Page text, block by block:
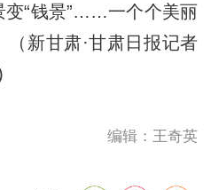
变“钱景”……一个个美丽
（新甘肃·甘肃日报记者
编辑：王奇英